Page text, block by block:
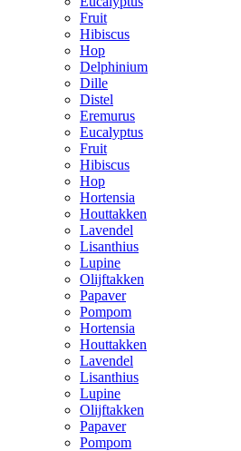
Fruit
Hibiscus
Hop
Delphinium
Dille
Distel
Eremurus
Eucalyptus
Fruit
Hibiscus
Hop
Hortensia
Houttakken
Lavendel
Lisanthius
Lupine
Olijftakken
Papaver
Pompom
Hortensia
Houttakken
Lavendel
Lisanthius
Lupine
Olijftakken
Papaver
Pompom